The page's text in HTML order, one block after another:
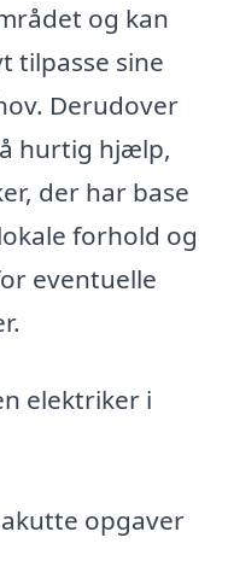
og kan
tilpasse sine
Derudover
hurtig hjælp,
der har base
forhold og
eventuelle
elektriker i
opgaver